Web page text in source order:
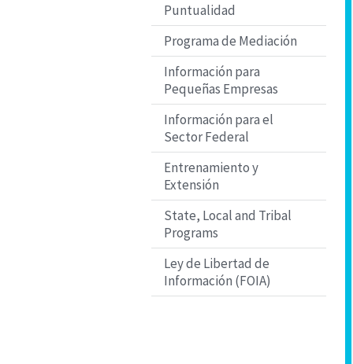
Puntualidad
Programa de Mediación
Información para
Pequeñas Empresas
Información para el
Sector Federal
Entrenamiento y
Extensión
State, Local and Tribal
Programs
Ley de Libertad de
Información (FOIA)